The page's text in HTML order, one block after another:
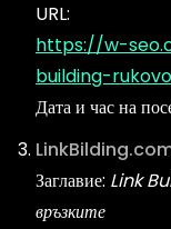
URL:
https://w-
building-
Дата и час на
Заглавие: Link
връзките